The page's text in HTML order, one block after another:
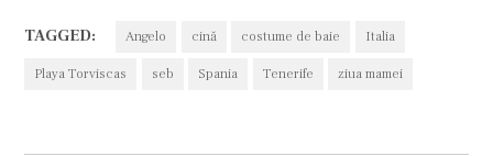
TAGGED: Angelo cină costume de baie Italia
Playa Torviscas seb Spania Tenerife ziua mamei